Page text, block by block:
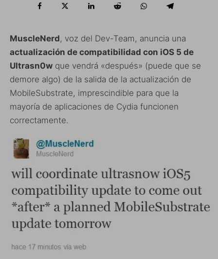
MuscleNerd, voz del Dev-Team, anuncia una
actualización de compatibilidad con iOS 5 de
Ultrasn0w que vendrá «después» (puede que se
demore algo) de la salida de la actualización de
MobileSubstrate, imprescindible para que la
mayoría de aplicaciones de Cydia funcionen
correctamente.